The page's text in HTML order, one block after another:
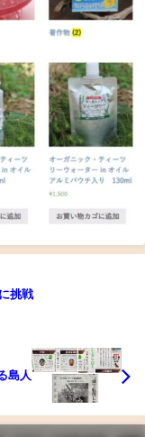
挑戦
島人